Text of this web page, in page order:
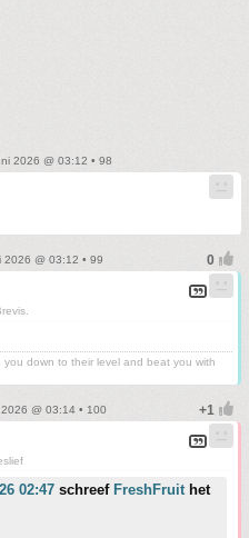
2026 @ 03:12 • 98
2026 @ 03:12 • 99
you down to their level and beat you with
@ 03:14 • 100
02:47 schreef FreshFruit het